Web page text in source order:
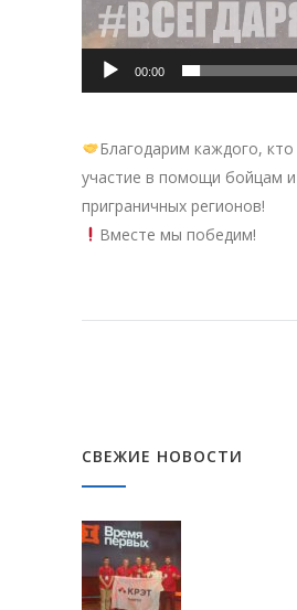
00:00
Благодарим каждого,
участие в помощи бойцам
приграничных регионов!
Вместе мы победим!
СВЕЖИЕ НОВОСТИ